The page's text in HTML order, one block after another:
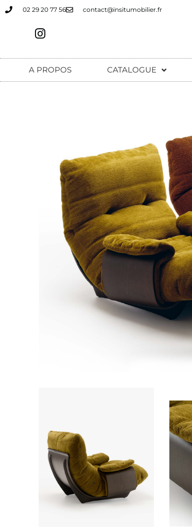
02 29 20 77 56 contact@insitumobilier.fr
A PROPOS CATALOGUE